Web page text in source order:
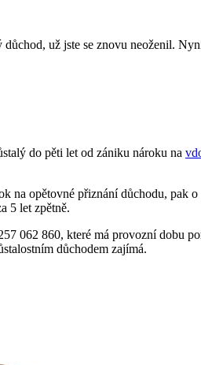
už jste se znovu neoženil.
do pěti let od zániku nároku na
opětovné přiznání důchodu, pak
5 let zpětně.
062 860, které má provozní dobu
důchodem zajímá.